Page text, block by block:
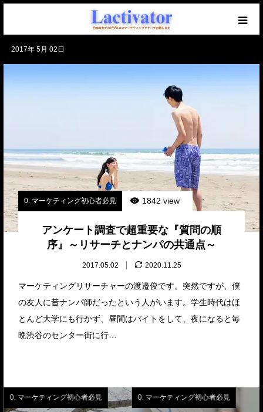
2017年 5月 02日
0. マーケティング初心者必見 1842 view
アンケート調査で超重要な『質問の順
序』～リサーチとナンパの共通点～
2017.05.02 2020.11.25
マーケティングリサーチャーの渡邉俊です。突然ですが、僕
の友人に昔ナンパ師だったという人がいます。学生時代はほ
とんど大学にも行かず、昼間はバイトをして、夜になると毎
晩渋谷のセンター街に行…
0. マーケティング初心者必見 0. マーケティング初心者必見
【必読】初めての方へ
セミナー開催中！
仕事のご相談・ご依頼